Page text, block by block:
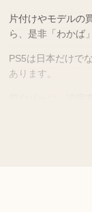
片付けやモデルの
ら、是非「わかば
PS5は日本だけで
あります。
箱やパーツ、説明
つながりやすくな
お買取は可能です